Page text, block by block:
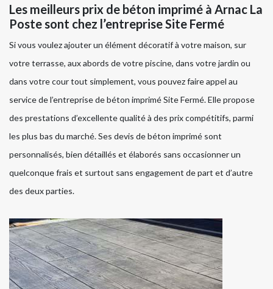
Les meilleurs prix de béton imprimé à Arnac La
Poste sont chez l’entreprise Site Fermé
Si vous voulez ajouter un élément décoratif à votre maison, sur
votre terrasse, aux abords de votre piscine, dans votre jardin ou
dans votre cour tout simplement, vous pouvez faire appel au
service de l’entreprise de béton imprimé Site Fermé. Elle propose
des prestations d’excellente qualité à des prix compétitifs, parmi
les plus bas du marché. Ses devis de béton imprimé sont
personnalisés, bien détaillés et élaborés sans occasionner un
quelconque frais et surtout sans engagement de part et d’autre
des deux parties.